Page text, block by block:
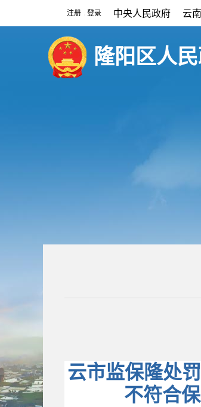
注册 登录 中央人民政府 云
隆阳区人
云市监保隆处
不符合